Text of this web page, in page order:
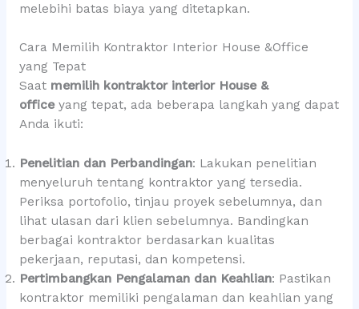
melebihi batas biaya yang ditetapkan.
Cara Memilih Kontraktor Interior House &Office
yang Tepat
Saat memilih kontraktor interior House &
officeyang tepat, ada beberapa langkah yang dapat
Anda ikuti:
Penelitian dan Perbandingan: Lakukan penelitian
menyeluruh tentang kontraktor yang tersedia.
Periksa portofolio, tinjau proyek sebelumnya, dan
lihat ulasan dari klien sebelumnya. Bandingkan
berbagai kontraktor berdasarkan kualitas
pekerjaan, reputasi, dan kompetensi.
Pertimbangkan Pengalaman dan Keahlian: Pastikan
kontraktor memiliki pengalaman dan keahlian yang